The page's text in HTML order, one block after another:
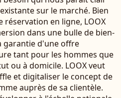
sur le marché. Bien
en ligne, LOOX
dans une bulle de bien-
garantie d'une offre
tant pour les hommes que
ou à domicile. LOOX veut
et digitaliser le concept de
auprès de sa clientèle.